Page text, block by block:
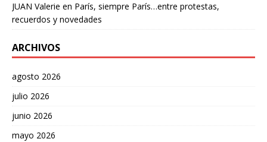
JUAN Valerie en París, siempre París…entre protestas,
recuerdos y novedades
ARCHIVOS
agosto 2026
julio 2026
junio 2026
mayo 2026